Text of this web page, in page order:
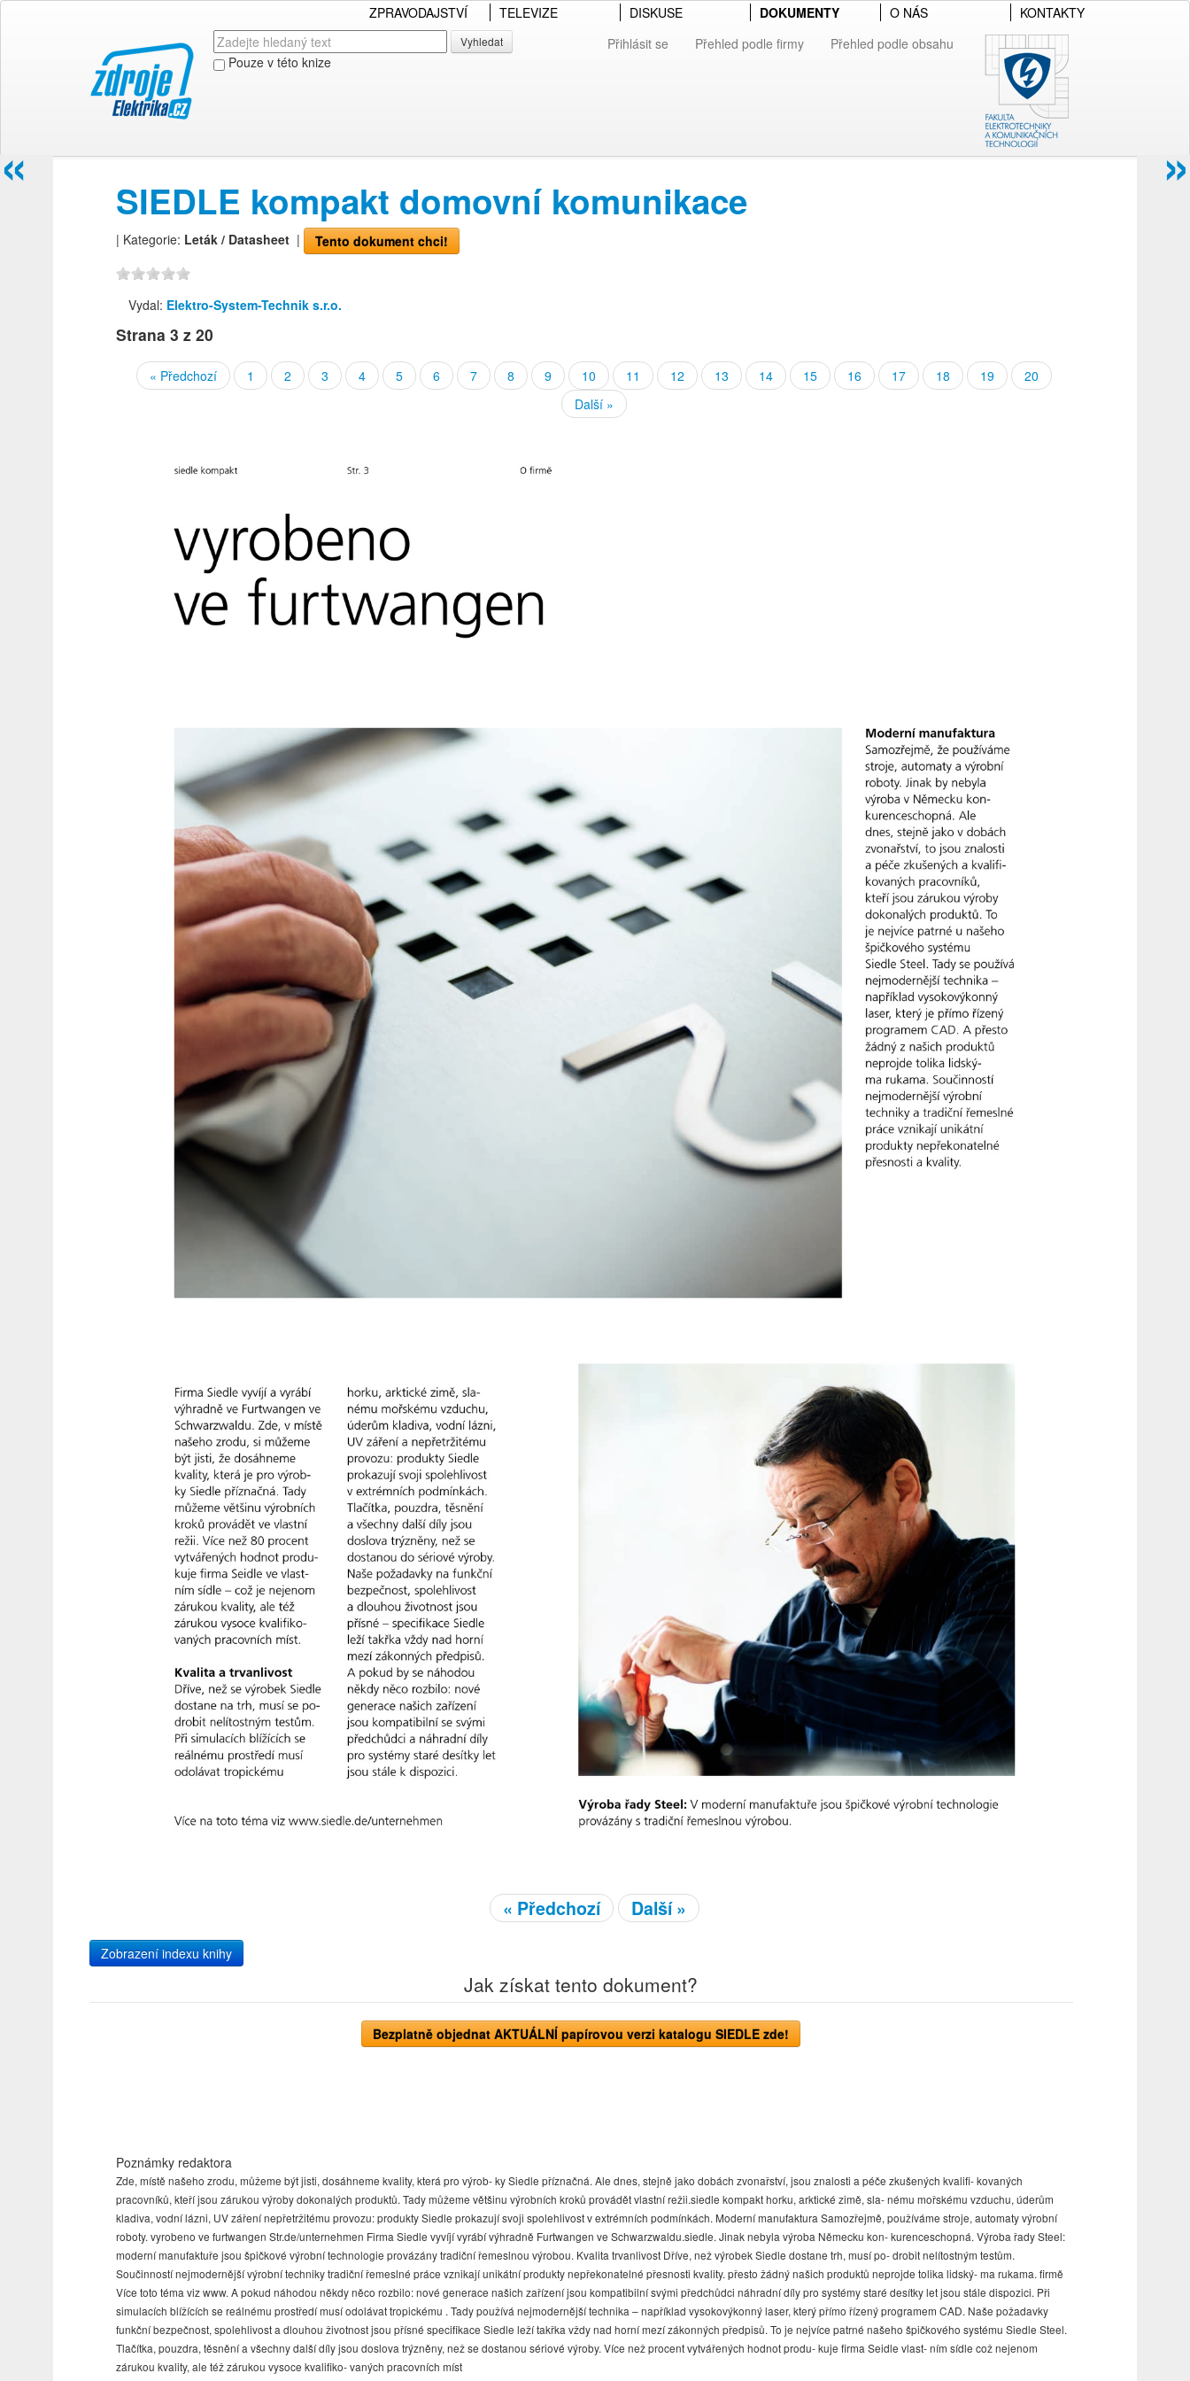
ZPRAVODAJSTVÍ TELEVIZE DISKUSE DOKUMENTY O NÁS KONTAKTY
Vyhledat
Pouze v této knize
Přihlásit se Přehled podle firmy Přehled podle obsahu
SIEDLE kompakt domovní komunikace
| Kategorie: Leták / Datasheet| Tento dokument chci!
Vydal: Elektro-System-Technik s.r.o.
Strana 3 z 20
« Předchozí 1 2 3 4 5 6 7 8 9 10 11 12 13 14 15 16 17 18 19
20
Další »
« »
« Předchozí Další »
Zobrazení indexu knihy
Jak získat tento dokument?
Bezplatně objednat AKTUÁLNÍ papírovou verzi katalogu SIEDLE zde!
Poznámky redaktora
Zde, místě našeho zrodu, můžeme být jisti, dosáhneme kvality, která pro výrob- ky Siedle příznačná. Ale dnes, stejně jako dobách zvonařství, jsou znalosti a péče zkušených kvaliﬁ- kovaných
pracovníků, kteří jsou zárukou výroby dokonalých produktů. Tady můžeme většinu výrobních kroků provádět vlastní režii.siedle kompakt horku, arktické zimě, sla- nému mořskému vzduchu, úderům
kladiva, vodní lázni, UV záření nepřetržitému provozu: produkty Siedle prokazují svoji spolehlivost v extrémních podmínkách. Moderní manufaktura Samozřejmě, používáme stroje, automaty výrobní
roboty. vyrobeno ve furtwangen Str.de/unternehmen Firma Siedle vyvíjí vyrábí výhradně Furtwangen ve Schwarzwaldu.siedle. Jinak nebyla výroba Německu kon- kurenceschopná. Výroba řady Steel:
moderní manufaktuře jsou špičkové výrobní technologie provázány tradiční řemeslnou výrobou. Kvalita trvanlivost Dříve, než výrobek Siedle dostane trh, musí po- drobit nelítostným testům.
Součinností nejmodernější výrobní techniky tradiční řemeslné práce vznikají unikátní produkty nepřekonatelné přesnosti kvality. přesto žádný našich produktů neprojde tolika lidský- ma rukama. ﬁrmě
Více toto téma viz www. A pokud náhodou někdy něco rozbilo: nové generace našich zařízení jsou kompatibilní svými předchůdci náhradní díly pro systémy staré desítky let jsou stále dispozici. Při
simulacích blížících se reálnému prostředí musí odolávat tropickému . Tady používá nejmodernější technika – například vysokovýkonný laser, který přímo řízený programem CAD. Naše požadavky
funkční bezpečnost, spolehlivost a dlouhou životnost jsou přísné speciﬁkace Siedle leží takřka vždy nad horní mezí zákonných předpisů. To je nejvíce patrné našeho špičkového systému Siedle Steel.
Tlačítka, pouzdra, těsnění a všechny další díly jsou doslova trýzněny, než se dostanou sériové výroby. Více než procent vytvářených hodnot produ- kuje ﬁrma Seidle vlast- ním sídle což nejenom
zárukou kvality, ale též zárukou vysoce kvaliﬁko- vaných pracovních míst